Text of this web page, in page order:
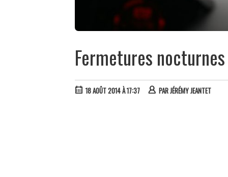
Fermetures
18 AOÛT 2014 À 17:37 PARJÉRÉMY JEANTET